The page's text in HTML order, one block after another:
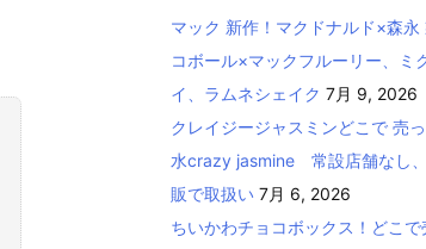
マック 新作！マクドナルド×森永
コボール×マックフルーリー、ミ
イ、ラムネシェイク 7月 9, 2026
クレイジージャスミンどこで 売
水crazy jasmine 常設店舗なし
販で取扱い 7月 6, 2026
ちいかわチョコボックス！どこで